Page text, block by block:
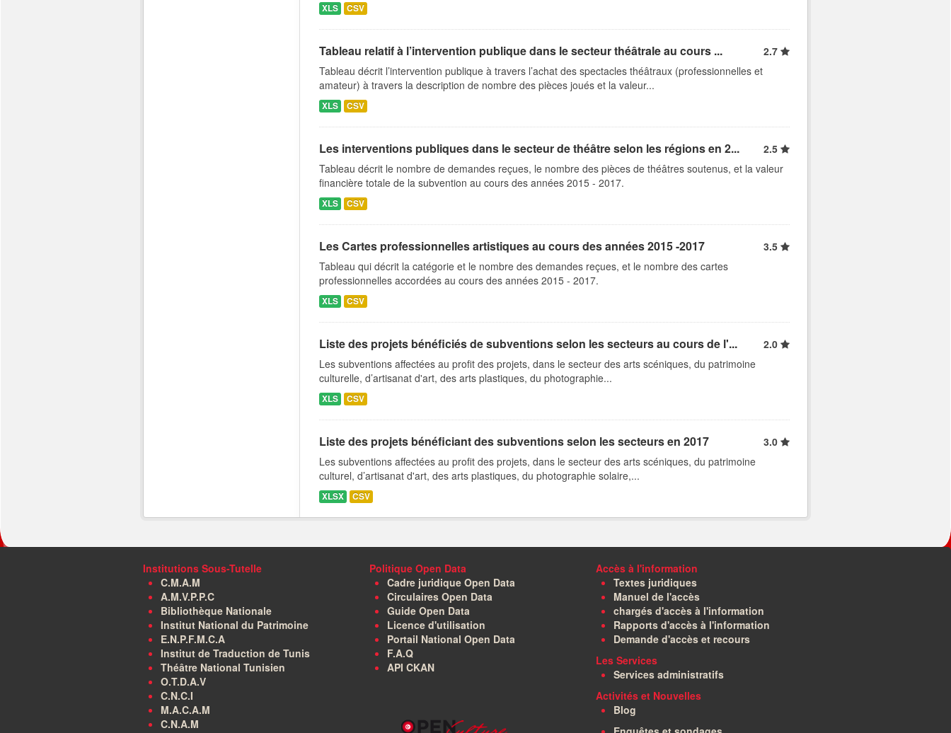
XLS CSV
Tableau relatif à l’intervention publique dans le secteur théâtrale au cours ...
2.7
Tableau décrit l’intervention publique à travers l’achat des spectacles théâtraux (professionnelles et
amateur) à travers la description de nombre des pièces joués et la valeur...
XLS CSV
Les interventions publiques dans le secteur de théâtre selon les régions en 2...
2.5
Tableau décrit le nombre de demandes reçues, le nombre des pièces de théâtres soutenus, et la valeur
financière totale de la subvention au cours des années 2015 - 2017.
XLS CSV
Les Cartes professionnelles artistiques au cours des années 2015 -2017
3.5
Tableau qui décrit la catégorie et le nombre des demandes reçues, et le nombre des cartes
professionnelles accordées au cours des années 2015 - 2017.
XLS CSV
Liste des projets bénéficiés de subventions selon les secteurs au cours de l'...
2.0
Les subventions affectées au profit des projets, dans le secteur des arts scéniques, du patrimoine
culturelle, d’artisanat d'art, des arts plastiques, du photographie...
XLS CSV
Liste des projets bénéficiant des subventions selon les secteurs en 2017
3.0
Les subventions affectées au profit des projets, dans le secteur des arts scéniques, du patrimoine
culturel, d’artisanat d'art, des arts plastiques, du photographie solaire,...
XLSX CSV
Institutions Sous-Tutelle
C.M.A.M
A.M.V.P.P.C
Bibliothèque Nationale
Institut National du Patrimoine
E.N.P.F.M.C.A
Institut de Traduction de Tunis
Théâtre National Tunisien
O.T.D.A.V
C.N.C.I
M.A.C.A.M
C.N.A.M
Politique Open Data
Cadre juridique Open Data
Circulaires Open Data
Guide Open Data
Licence d'utilisation
Portail National Open Data
F.A.Q
API CKAN
Accès à l'information
Textes juridiques
Manuel de l'accès
chargés d'accès à l'information
Rapports d'accès à l'information
Demande d'accès et recours
Les Services
Services administratifs
Activités et Nouvelles
Blog